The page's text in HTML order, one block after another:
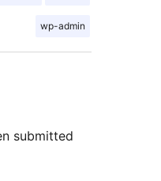
wp-admin
submitted